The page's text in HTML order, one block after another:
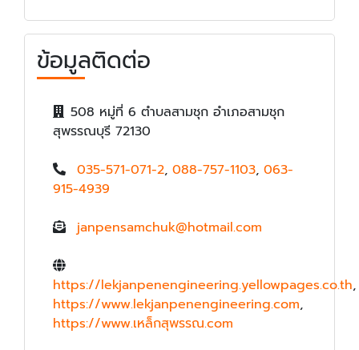
ข้อมูลติดต่อ
508 หมู่ที่ 6 ตำบลสามชุก อำเภอสามชุก
สุพรรณบุรี 72130
035-571-071-2, 088-757-1103, 063-
915-4939
janpensamchuk@hotmail.com
https://lekjanpenengineering.yellowpages.co.th,
https://www.lekjanpenengineering.com,
https://www.เหล็กสุพรรณ.com